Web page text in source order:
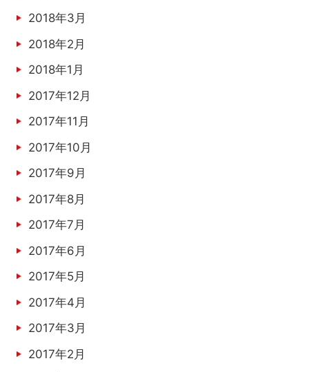
2018年3月
2018年2月
2018年1月
2017年12月
2017年11月
2017年10月
2017年9月
2017年8月
2017年7月
2017年6月
2017年5月
2017年4月
2017年3月
2017年2月